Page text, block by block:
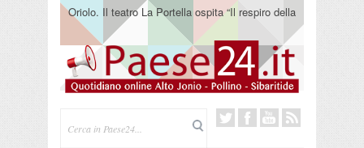
Oriolo. Il teatro La Portella ospita “Il respiro della
terra” del collettivo 365